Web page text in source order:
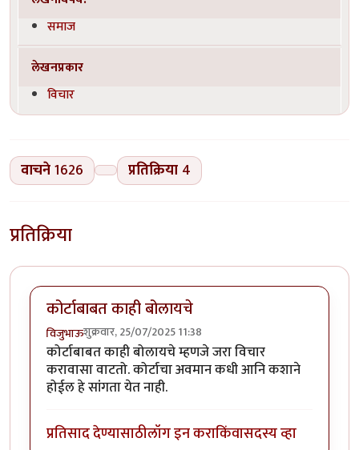
समाज
लेखनप्रकार
विचार
वाचने1626 प्रतिक्रिया 4
प्रतिक्रिया
कोर्टाबाबत काही बोलायचे
विजुभाऊशुक्रवार, 25/07/2025 11:38
कोर्टाबाबत काही बोलायचे म्हणजे जरा विचार
करावासा वाटतो. कोर्टाचा अवमान कधी आनि कशाने
होईल हे सांंगता येत नाही.
प्रतिसाद देण्यासाठीलॉग इन कराकिंवासदस्य व्हा